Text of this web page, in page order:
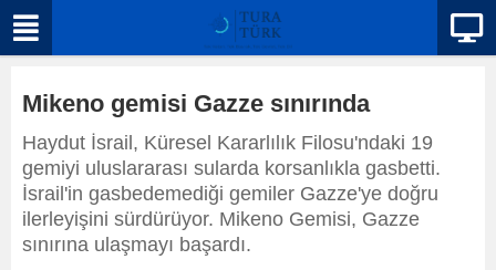
Mikeno gemisi Gazze sınırında
Haydut İsrail, Küresel Kararlılık Filosu'ndaki 19
gemiyi uluslararası sularda korsanlıkla gasbetti.
İsrail'in gasbedemediği gemiler Gazze'ye doğru
ilerleyişini sürdürüyor. Mikeno Gemisi, Gazze
sınırına ulaşmayı başardı.